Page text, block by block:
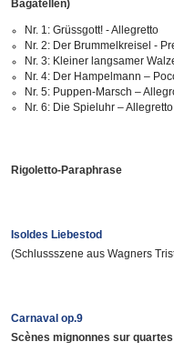
Bagatellen)
Nr. 1: Grüssgott! - Allegretto
Nr. 2: Der Brummelkreisel -
Nr. 3: Kleiner langsamer
Nr. 4: Der Hampelmann –
Nr. 5: Puppen-Marsch –
Nr. 6: Die Spieluhr –
Rigoletto-Paraphrase
Isoldes Liebestod
(Schlussszene aus Wagners
Carnaval op.9
Scènes mignonnes sur